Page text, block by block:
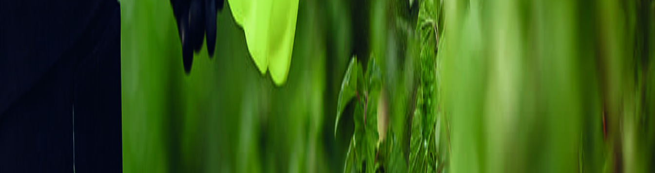
Pesticide Network , en Europa, muestra nuevas alternativas libres de glifosato para la agricultura.
El informe señala, que existe una amplia gama de alternativas no químicas
a los herbicidas ya utilizados por agricultores orgánicos que manejan hierbas de la
Existe una creencia errónea generalizada de que los herbicidas son seguros para la salud humana y tienen poco impacto ambiental
creencia es falsa y el uso de este químico puede estar poniendo en riesgo a los animales polinizadores y la salud de las
personas que lo emplean.